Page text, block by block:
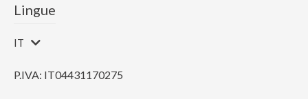
Lingue
IT
P.IVA: IT04431170275